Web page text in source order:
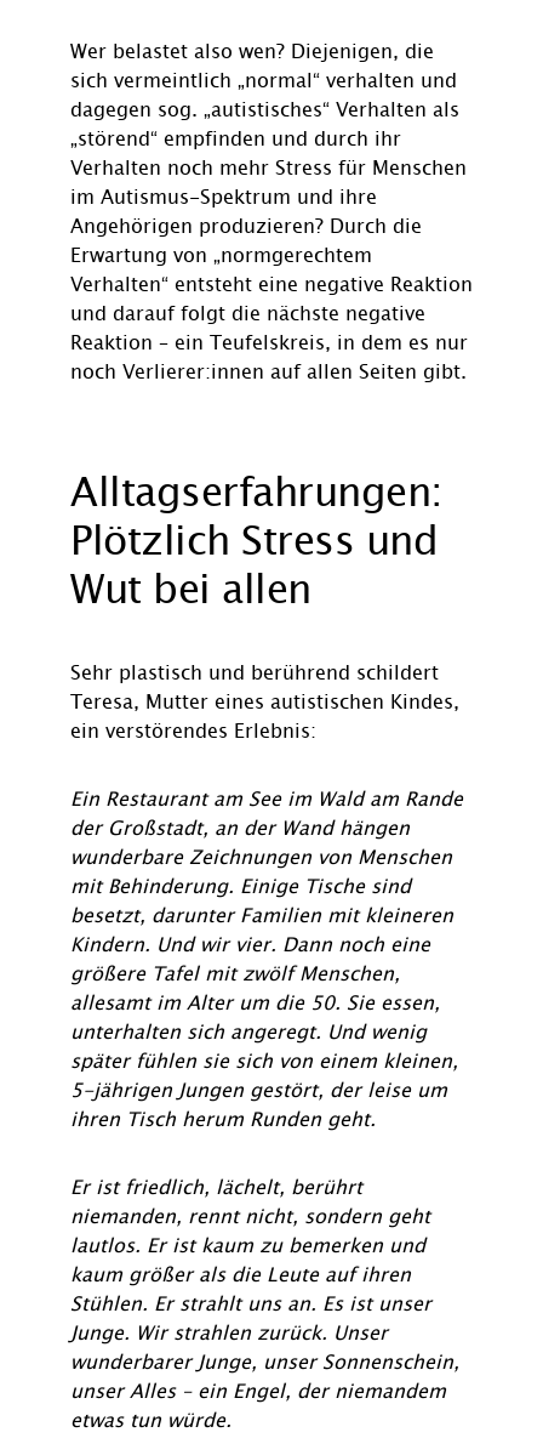
Wer belastet also wen? Diejenigen, die
sich vermeintlich „normal“ verhalten und
dagegen sog. „autistisches“ Verhalten als
„störend“ empfinden und durch ihr
Verhalten noch mehr Stress für Menschen
im Autismus-Spektrum und ihre
Angehörigen produzieren? Durch die
Erwartung von „normgerechtem
Verhalten“ entsteht eine negative Reaktion
und darauf folgt die nächste negative
Reaktion – ein Teufelskreis, in dem es nur
noch Verlierer:innen auf allen Seiten gibt.
Alltagserfahrungen:
Plötzlich Stress und
Wut bei allen
Sehr plastisch und berührend schildert
Teresa, Mutter eines autistischen Kindes,
ein verstörendes Erlebnis:
Ein Restaurant am See im Wald am Rande
der Großstadt, an der Wand hängen
wunderbare Zeichnungen von Menschen
mit Behinderung. Einige Tische sind
besetzt, darunter Familien mit kleineren
Kindern. Und wir vier. Dann noch eine
größere Tafel mit zwölf Menschen,
allesamt im Alter um die 50. Sie essen,
unterhalten sich angeregt. Und wenig
später fühlen sie sich von einem kleinen,
5-jährigen Jungen gestört, der leise um
ihren Tisch herum Runden geht.
Er ist friedlich, lächelt, berührt
niemanden, rennt nicht, sondern geht
lautlos. Er ist kaum zu bemerken und
kaum größer als die Leute auf ihren
Stühlen. Er strahlt uns an. Es ist unser
Junge. Wir strahlen zurück. Unser
wunderbarer Junge, unser Sonnenschein,
unser Alles – ein Engel, der niemandem
etwas tun würde.